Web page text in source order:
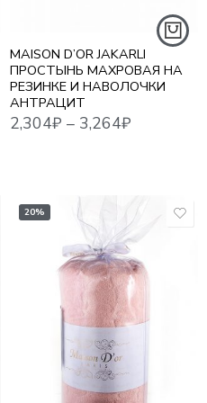
MAISON D’OR JAKARLI
ПРОСТЫНЬ МАХРОВАЯ НА
РЕЗИНКЕ И НАВОЛОЧКИ
АНТРАЦИТ
20%
2,016₽–2,688₽